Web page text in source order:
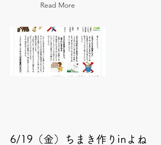
Read More
6/19（金）ちまき作りinよね